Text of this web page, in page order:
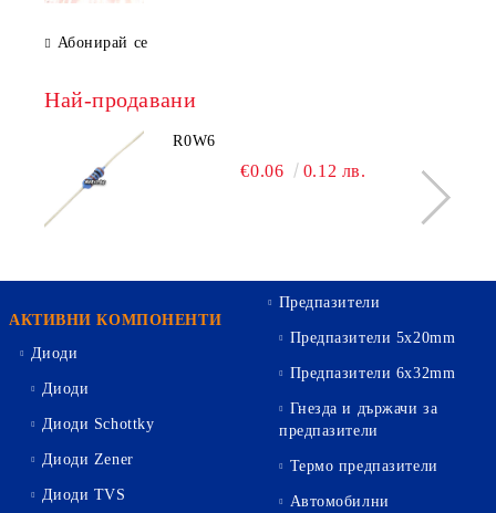
Абонирай се
Най-продавани
R0W6
€0.06 0.12 лв.
АКТИВНИ КОМПОНЕНТИ
Диоди
Диоди
Диоди Schottky
Диоди Zener
Диоди TVS
Предпазители
Предпазители 5х20mm
Предпазители 6х32mm
Гнезда и държачи за
предпазители
Термо предпазители
Автомобилни